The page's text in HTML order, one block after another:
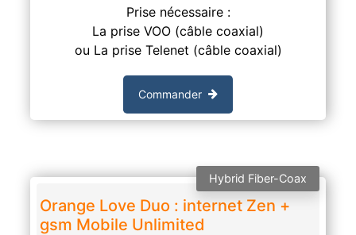
Prise nécessaire :
La prise VOO (câble coaxial)
ou La prise Telenet (câble coaxial)
Commander
Hybrid Fiber-Coax
Orange Love Duo : internet Zen +
gsm Mobile Unlimited